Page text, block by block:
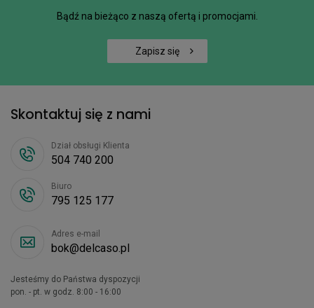
Bądź na bieżąco z naszą ofertą i promocjami.
Zapisz się
Skontaktuj się z nami
Dział obsługi Klienta
504 740 200
Biuro
795 125 177
Adres e-mail
bok@delcaso.pl
Jesteśmy do Państwa dyspozycji
pon. - pt. w godz. 8:00 - 16:00